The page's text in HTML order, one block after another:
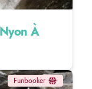
À
Funbooker